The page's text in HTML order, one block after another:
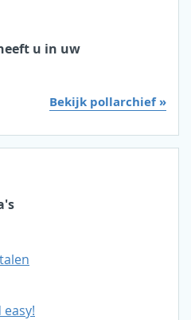
u in uw
Bekijk pollarchief »